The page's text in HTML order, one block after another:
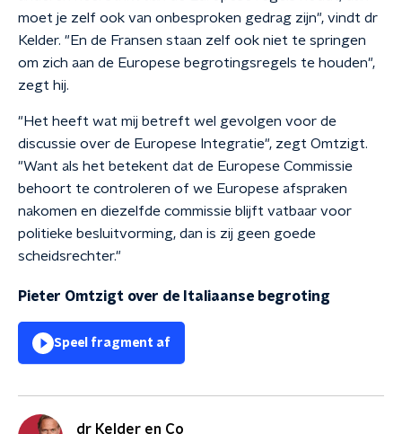
moet je zelf ook van onbesproken gedrag zijn", vindt dr
Kelder. "En de Fransen staan zelf ook niet te springen
om zich aan de Europese begrotingsregels te houden",
zegt hij.
"Het heeft wat mij betreft wel gevolgen voor de
discussie over de Europese Integratie", zegt Omtzigt.
"Want als het betekent dat de Europese Commissie
behoort te controleren of we Europese afspraken
nakomen en diezelfde commissie blijft vatbaar voor
politieke besluitvorming, dan is zij geen goede
scheidsrechter."
Pieter Omtzigt over de Italiaanse begroting
Speel fragment af
dr Kelder en Co